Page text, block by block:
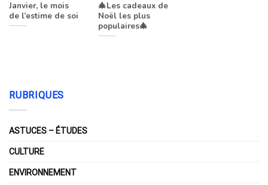
Janvier, le mois
de l’estime de soi
🎄Les cadeaux de
Noël les plus
populaires🎄
RUBRIQUES
ASTUCES – ÉTUDES
CULTURE
ENVIRONNEMENT